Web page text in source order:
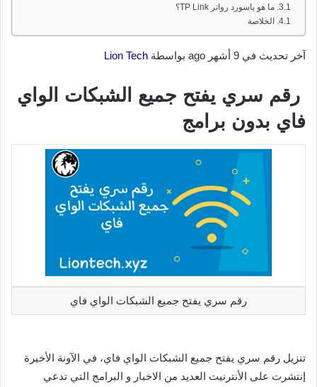
ما هو باسورد رواتر TP Link؟
الخلاصة
آخر تحديث في 9 أشهر ago بواسطة Lion Tech
رقم سري يفتح جميع الشبكات الواي
فاي بدون برامج
رقم سري يفتح جميع الشبكات الواي فاي
تنزيل رقم سري يفتح جميع الشبكات الواي فاي، في الآونة الأخيرة
إنتشرت على الأنترنيت العديد من الاخبار و البرامج التي تدعي